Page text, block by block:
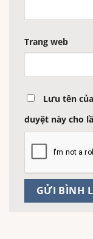
Trang web
Lưu tên
duyệt này cho